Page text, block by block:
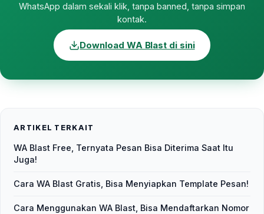
WhatsApp dalam sekali klik, tanpa banned, tanpa simpan
kontak.
Download WA Blast di sini
ARTIKEL TERKAIT
WA Blast Free, Ternyata Pesan Bisa Diterima Saat Itu
Juga!
Cara WA Blast Gratis, Bisa Menyiapkan Template Pesan!
Cara Menggunakan WA Blast, Bisa Mendaftarkan Nomor